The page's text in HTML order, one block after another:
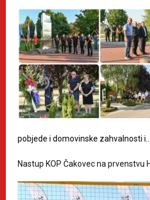
pobjede i domovinske zahvalnosti i…
Nastup KOP Čakovec na prvenstvu